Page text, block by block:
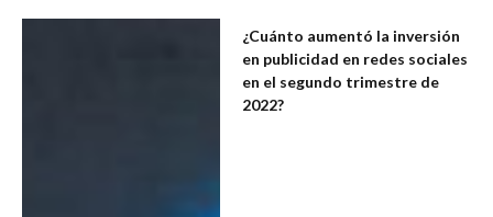
¿Cuánto aumentó la inversión
en publicidad en redes sociales
en el segundo trimestre de
2022?